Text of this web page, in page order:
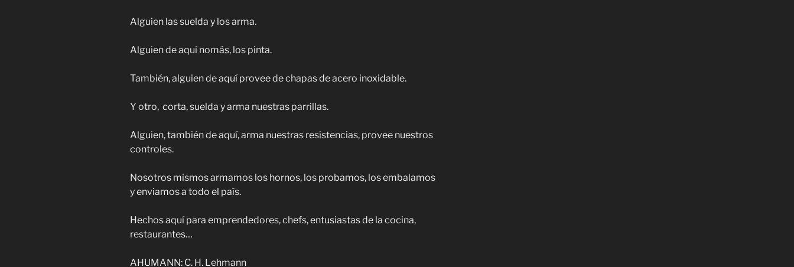
Alguien las suelda y los arma.
Alguien de aquí nomás, los pinta.
También, alguien de aquí provee de chapas de acero inoxidable.
Y otro, corta, suelda y arma nuestras parrillas.
Alguien, también de aquí, arma nuestras resistencias, provee nuestros
controles.
Nosotros mismos armamos los hornos, los probamos, los embalamos
y enviamos a todo el país.
Hechos aquí para emprendedores, chefs, entusiastas de la cocina,
restaurantes…
AHUMANN: C. H. Lehmann